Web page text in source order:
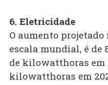
6. Eletricidade
O aumento
escala mundial, é de
de kilowatthoras em
kilowatthoras em